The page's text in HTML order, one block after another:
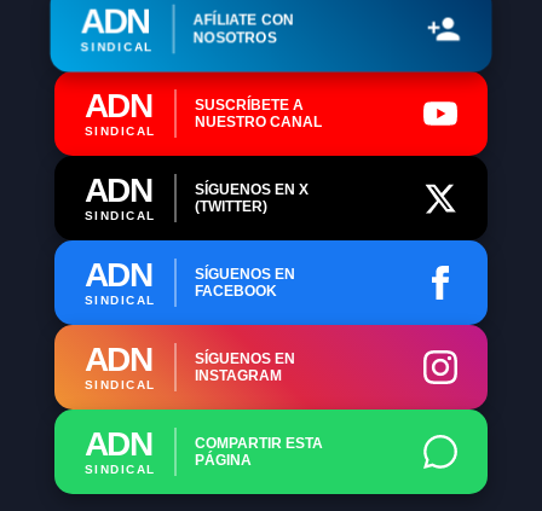
ADN
SINDICAL
AFÍLIATE CON
NOSOTROS
ADN
SINDICAL
SUSCRÍBETE A
NUESTRO CANAL
ADN
SINDICAL
SÍGUENOS EN X
(TWITTER)
ADN
SINDICAL
SÍGUENOS EN
FACEBOOK
ADN
SINDICAL
SÍGUENOS EN
INSTAGRAM
ADN
SINDICAL
COMPARTIR ESTA
PÁGINA